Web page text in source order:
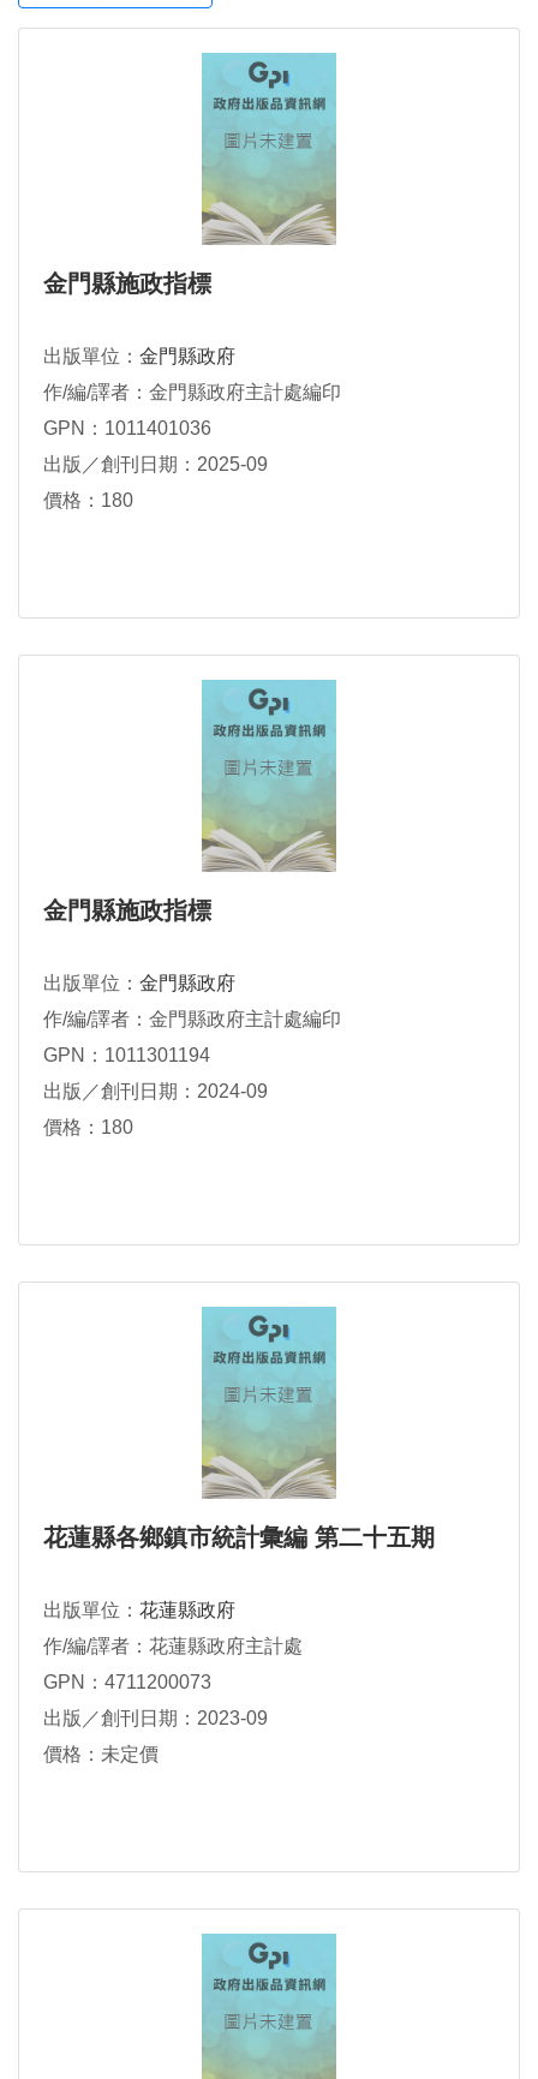
金門縣施政指標
出版單位： 金門縣政府
作/編/譯者：金門縣政府主計處編印
GPN：1011401036
出版／創刊日期：2025-09
價格：180
金門縣施政指標
出版單位： 金門縣政府
作/編/譯者：金門縣政府主計處編印
GPN：1011301194
出版／創刊日期：2024-09
價格：180
花蓮縣各鄉鎮市統計彙編 第二十五期
出版單位： 花蓮縣政府
作/編/譯者：花蓮縣政府主計處
GPN：4711200073
出版／創刊日期：2023-09
價格：未定價